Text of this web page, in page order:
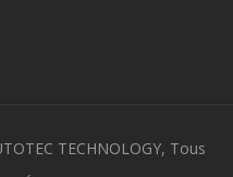
TECHNOLOGY, Tous